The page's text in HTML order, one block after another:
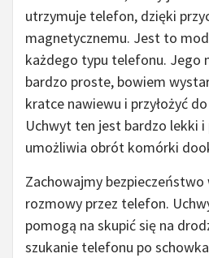
utrzymuje telefon, dzięki
magnetycznemu. Jest to
każdego typu telefonu. Jego
bardzo proste, bowiem
kratce nawiewu i przyłożyć
Uchwyt ten jest bardzo lekki i
umożliwia obrót komórki
Zachowajmy bezpieczeństwo
rozmowy przez telefon.
pomogą na skupić się na
szukanie telefonu po